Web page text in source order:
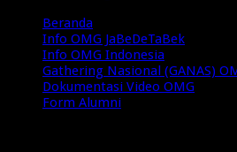
Beranda
Info OMG JaBeDeTaBek
Info OMG Indonesia
Gathering Nasional (GANAS)
Dokumentasi Video OMG
Form Alumni